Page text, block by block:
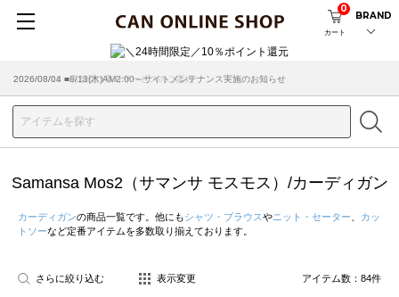
カート
0
BRAND
2026/08/04 ■8/13(木)AM2:00～サイトメンテナンス実施のお知らせ
Samansa Mos2（サマンサ モスモス）/カーディガン
カーディガンの商品一覧です。他にもシャツ・ブラウスやニット・セーター
カッ
トソーなど定番アイテムを多数取り揃えております。
さらに絞り込む 表示変更 アイテム数： 84件